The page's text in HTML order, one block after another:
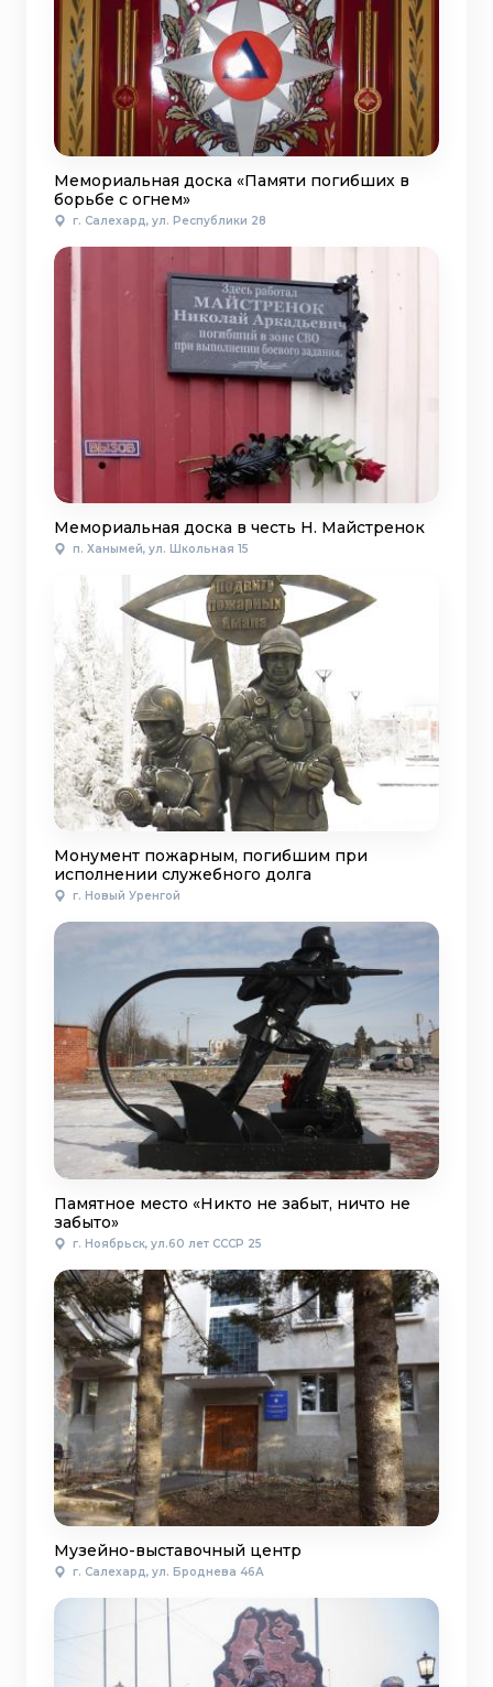
Мемориальная доска «Памяти погибших в
борьбе с огнем»
г. Салехард, ул. Республики 28
Мемориальная доска в честь Н. Майстренок
п. Ханымей, ул. Школьная 15
Монумент пожарным, погибшим при
исполнении служебного долга
г. Новый Уренгой
Памятное место «Никто не забыт, ничто не
забыто»
г. Ноябрьск, ул.60 лет СССР 25
Музейно-выставочный центр
г. Салехард, ул. Броднева 46А